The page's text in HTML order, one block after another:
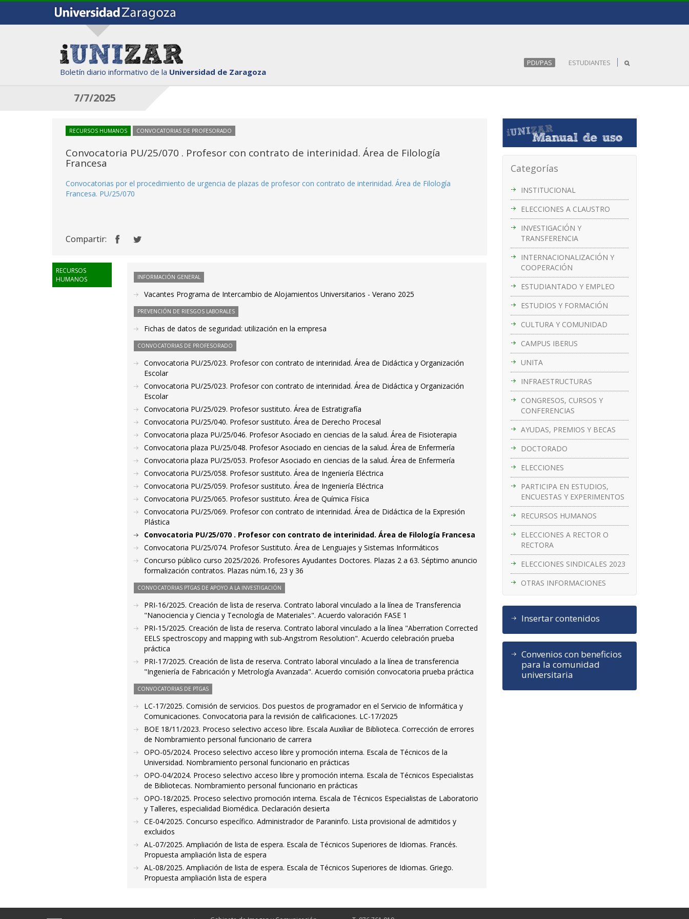
Boletín diario informativo de la Universidad de Zaragoza
PDI/PAS ESTUDIANTES
7/7/2025
Categorías
INSTITUCIONAL
ELECCIONES A CLAUSTRO
INVESTIGACIÓN Y
TRANSFERENCIA
INTERNACIONALIZACIÓN Y
COOPERACIÓN
ESTUDIANTADO Y EMPLEO
ESTUDIOS Y FORMACIÓN
CULTURA Y COMUNIDAD
CAMPUS IBERUS
UNITA
INFRAESTRUCTURAS
CONGRESOS, CURSOS Y
CONFERENCIAS
AYUDAS, PREMIOS Y BECAS
DOCTORADO
ELECCIONES
PARTICIPA EN ESTUDIOS,
ENCUESTAS Y EXPERIMENTOS
RECURSOS HUMANOS
ELECCIONES A RECTOR O
RECTORA
ELECCIONES SINDICALES 2023
OTRAS INFORMACIONES
Insertar contenidos
Convenios con beneficios
para la comunidad
universitaria
RECURSOS HUMANOS CONVOCATORIAS DE PROFESORADO
Convocatoria PU/25/070 . Profesor con contrato de interinidad. Área de Filología
Francesa
Convocatorias por el procedimiento de urgencia de plazas de profesor con contrato de interinidad. Área de Filología
Francesa. PU/25/070
Compartir:
RECURSOS
HUMANOS
INFORMACIÓN GENERAL
Vacantes Programa de Intercambio de Alojamientos Universitarios - Verano 2025
PREVENCIÓN DE RIESGOS LABORALES
Fichas de datos de seguridad: utilización en la empresa
CONVOCATORIAS DE PROFESORADO
Convocatoria PU/25/023. Profesor con contrato de interinidad. Área de Didáctica y Organización
Escolar
Convocatoria PU/25/023. Profesor con contrato de interinidad. Área de Didáctica y Organización
Escolar
Convocatoria PU/25/029. Profesor sustituto. Área de Estratigrafía
Convocatoria PU/25/040. Profesor sustituto. Área de Derecho Procesal
Convocatoria plaza PU/25/046. Profesor Asociado en ciencias de la salud. Área de Fisioterapia
Convocatoria plaza PU/25/048. Profesor Asociado en ciencias de la salud. Área de Enfermería
Convocatoria plaza PU/25/053. Profesor Asociado en ciencias de la salud. Área de Enfermería
Convocatoria PU/25/058. Profesor sustituto. Área de Ingeniería Eléctrica
Convocatoria PU/25/059. Profesor sustituto. Área de Ingeniería Eléctrica
Convocatoria PU/25/065. Profesor sustituto. Área de Química Física
Convocatoria PU/25/069. Profesor con contrato de interinidad. Área de Didáctica de la Expresión
Plástica
Convocatoria PU/25/070 . Profesor con contrato de interinidad. Área de Filología Francesa
Convocatoria PU/25/074. Profesor Sustituto. Área de Lenguajes y Sistemas Informáticos
Concurso público curso 2025/2026. Profesores Ayudantes Doctores. Plazas 2 a 63. Séptimo anuncio
formalización contratos. Plazas núm.16, 23 y 36
CONVOCATORIAS PTGAS DE APOYO A LA INVESTIGACIÓN
PRI-16/2025. Creación de lista de reserva. Contrato laboral vinculado a la línea de Transferencia
"Nanociencia y Ciencia y Tecnología de Materiales". Acuerdo valoración FASE 1
PRI-15/2025. Creación de lista de reserva. Contrato laboral vinculado a la línea "Aberration Corrected
EELS spectroscopy and mapping with sub-Angstrom Resolution". Acuerdo celebración prueba
práctica
PRI-17/2025. Creación de lista de reserva. Contrato laboral vinculado a la línea de transferencia
"Ingeniería de Fabricación y Metrología Avanzada". Acuerdo comisión convocatoria prueba práctica
CONVOCATORIAS DE PTGAS
LC-17/2025. Comisión de servicios. Dos puestos de programador en el Servicio de Informática y
Comunicaciones. Convocatoria para la revisión de calificaciones. LC-17/2025
BOE 18/11/2023. Proceso selectivo acceso libre. Escala Auxiliar de Biblioteca. Corrección de errores
de Nombramiento personal funcionario de carrera
OPO-05/2024. Proceso selectivo acceso libre y promoción interna. Escala de Técnicos de la
Universidad. Nombramiento personal funcionario en prácticas
OPO-04/2024. Proceso selectivo acceso libre y promoción interna. Escala de Técnicos Especialistas
de Bibliotecas. Nombramiento personal funcionario en prácticas
OPO-18/2025. Proceso selectivo promoción interna. Escala de Técnicos Especialistas de Laboratorio
y Talleres, especialidad Biomédica. Declaración desierta
CE-04/2025. Concurso específico. Administrador de Paraninfo. Lista provisional de admitidos y
excluidos
AL-07/2025. Ampliación de lista de espera. Escala de Técnicos Superiores de Idiomas. Francés.
Propuesta ampliación lista de espera
AL-08/2025. Ampliación de lista de espera. Escala de Técnicos Superiores de Idiomas. Griego.
Propuesta ampliación lista de espera